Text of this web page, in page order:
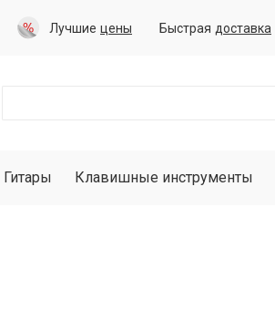
Лучшие цены Быстрая доставка
Гитары Клавишные инструменты